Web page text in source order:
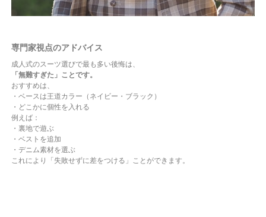
専門家視点のアドバイス
成人式のスーツ選びで最も多い後悔は、
「無難すぎた」ことです。
おすすめは、
・ベースは王道カラー（ネイビー・ブラック）
・どこかに個性を入れる
例えば：
・裏地で遊ぶ
・ベストを追加
・デニム素材を選ぶ
これにより「失敗せずに差をつける」ことができます。